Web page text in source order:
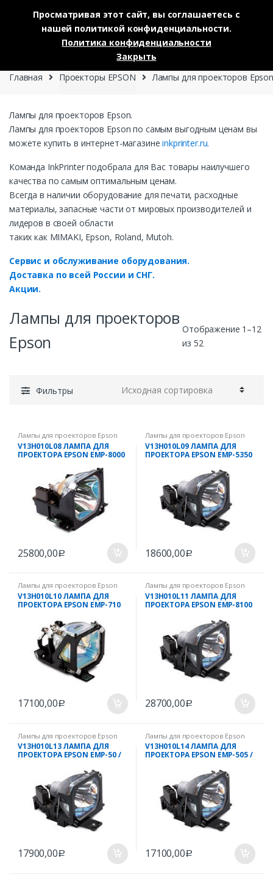
Skip to navigation
Skip to content
Главная Проекторы EPSON Лампы для проекторов
Лампы для проекторов Epson.
Лампы для проекторов Epson по самым выгодным ценам вы
можете купить в интернет-магазинеinkprinter.ru.
Команда InkPrinter подобрала для Вас товары наилучшего
качества по самым оптимальным ценам.
Всегда в наличии оборудование для печати, расходные
материалы, запасные части от мировых производителей и
лидеров в своей области
таких как MIMAKI, Epson, Roland, Mutoh.
Сервис и обслуживание оборудования.
Доставка по всей России и СНГ.
Акции.
Лампы для проекторов
Epson
Отображение 1–12
из 52
Фильтры
Лампы для проекторов Epson
V13H010L08 ЛАМПА ДЛЯ
ПРОЕКТОРА EPSON EMP-8000
25800,00Р
Лампы для проекторов Epson
V13H010L09 ЛАМПА ДЛЯ
ПРОЕКТОРА EPSON EMP-5350
18600,00Р
Лампы для проекторов Epson
V13H010L10 ЛАМПА ДЛЯ
ПРОЕКТОРА EPSON EMP-710
17100,00Р
Лампы для проекторов Epson
V13H010L11 ЛАМПА ДЛЯ
ПРОЕКТОРА EPSON EMP-8100
28700,00Р
Лампы для проекторов Epson
V13H010L13 ЛАМПА ДЛЯ
ПРОЕКТОРА EPSON EMP-50 /
17900,00Р
Лампы для проекторов Epson
V13H010L14 ЛАМПА ДЛЯ
ПРОЕКТОРА EPSON EMP-505 /
17100,00Р
Просматривая этот сайт, вы соглашаетесь с
нашей политикой конфиденциальности.
Политика конфиденциальности
Закрыть